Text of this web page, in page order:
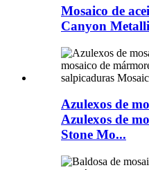
Mosaico de
Canyon
Azulexos de
Azulexos de
Stone Mo...